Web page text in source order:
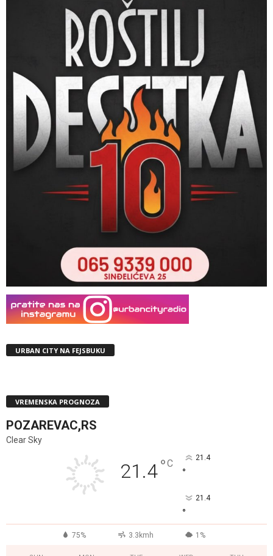
URBAN CITY NA FEJSBUKU
VREMENSKA PROGNOZA
POZAREVAC,RS
Clear Sky
21.4°C 21.4
°
21.4
°
75% 3.3kmh 1%